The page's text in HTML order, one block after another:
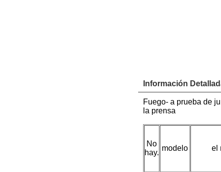
Información
Fuego- a prueba de
la prensa
No
hay.
modelo el